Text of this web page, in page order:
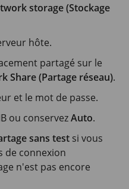
storage (Stockage
hôte.
partagé sur le
Share (Partage réseau).
et le mot de passe.
ou conservezAuto.
sans test si vous
de connexion
n'est pas encore